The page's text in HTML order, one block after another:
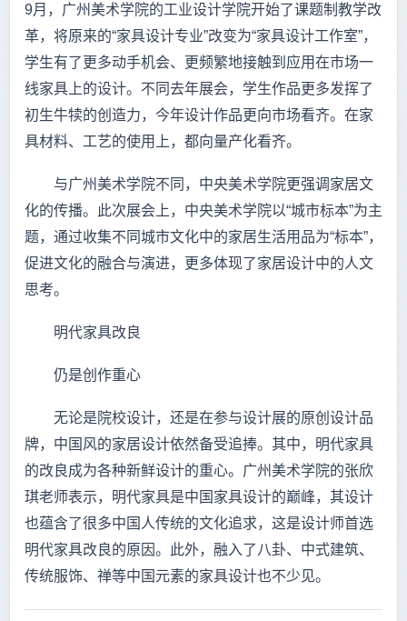
9月，广州美术学院的工业设计学院开始了课题制教学改
革，将原来的“家具设计专业”改变为“家具设计工作室”，
学生有了更多动手机会、更频繁地接触到应用在市场一
线家具上的设计。不同去年展会，学生作品更多发挥了
初生牛犊的创造力，今年设计作品更向市场看齐。在家
具材料、工艺的使用上，都向量产化看齐。
与广州美术学院不同，中央美术学院更强调家居文
化的传播。此次展会上，中央美术学院以“城市标本”为主
题，通过收集不同城市文化中的家居生活用品为“标本”，
促进文化的融合与演进，更多体现了家居设计中的人文
思考。
明代家具改良
仍是创作重心
无论是院校设计，还是在参与设计展的原创设计品
牌，中国风的家居设计依然备受追捧。其中，明代家具
的改良成为各种新鲜设计的重心。广州美术学院的张欣
琪老师表示，明代家具是中国家具设计的巅峰，其设计
也蕴含了很多中国人传统的文化追求，这是设计师首选
明代家具改良的原因。此外，融入了八卦、中式建筑、
传统服饰、禅等中国元素的家具设计也不少见。